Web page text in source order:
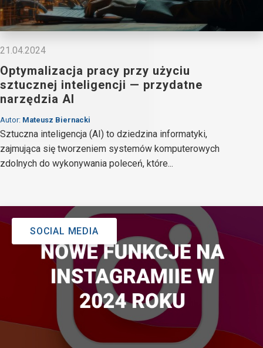
21.04.2024
Optymalizacja pracy przy użyciu
sztucznej inteligencji — przydatne
narzędzia AI
Autor: Mateusz Biernacki
Sztuczna inteligencja (AI) to dziedzina informatyki,
zajmująca się tworzeniem systemów komputerowych
zdolnych do wykonywania poleceń, które...
SOCIAL MEDIA